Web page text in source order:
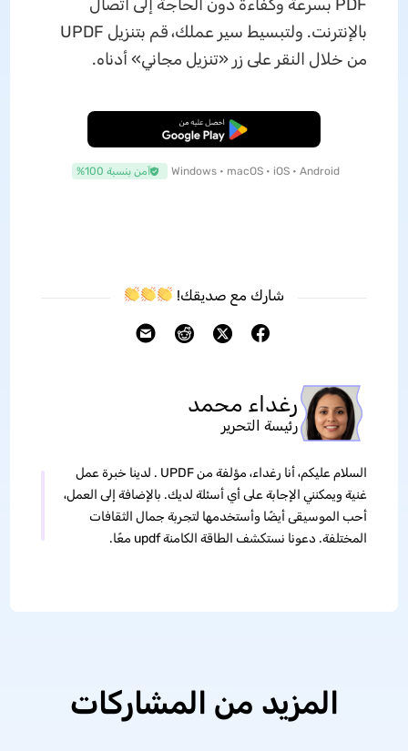
PDF بسرعة وكفاءة دون الحاجة إلى اتصال
بالإنترنت. ولتبسيط سير عملك، قم بتنزيل UPDF
من خلال النقر على زر «تنزيل مجاني» أدناه.
تنزيل مجاني
Windows • macOS • iOS • Android آمن بنسبة 100%
شارك مع صديقك!
رغداء محمد
رئيسة التحرير
السلام عليكم، أنا رغداء، مؤلفة من UPDF . لدينا خبرة عمل
غنية ويمكنني الإجابة على أي أسئلة لديك. بالإضافة إلى العمل،
أحب الموسيقى أيضًا وأستخدمها لتجربة جمال الثقافات
المختلفة. دعونا نستكشف الطاقة الكامنة updf معًا.
المزيد من المشاركات